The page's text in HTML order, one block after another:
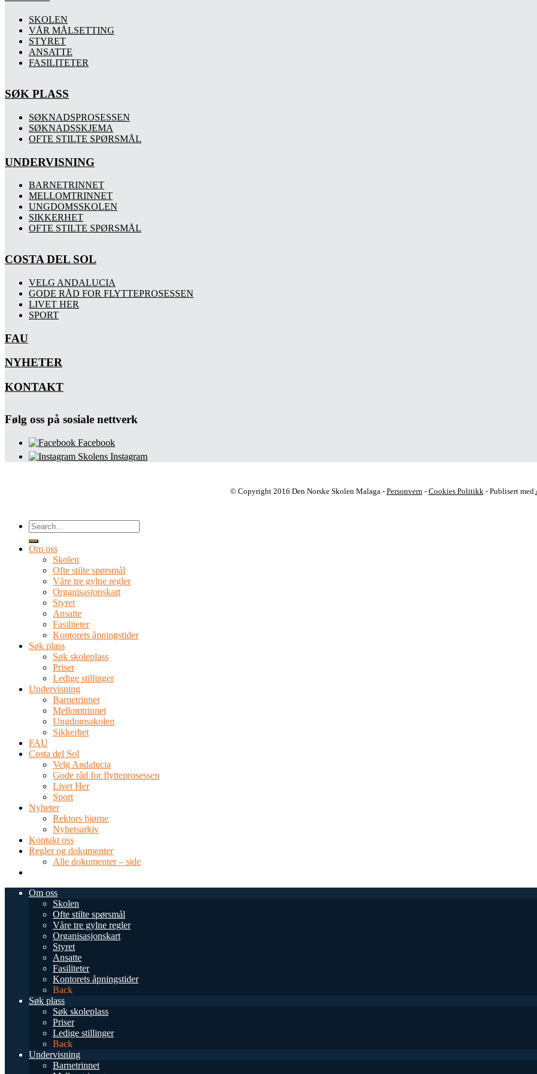
SKOLEN
VÅR MÅLSETTING
STYRET
ANSATTE
FASILITETER
SØK PLASS
SØKNADSPROSESSEN
SØKNADSSKJEMA
OFTE STILTE SPØRSMÅL
UNDERVISNING
BARNETRINNET
MELLOMTRINNET
UNGDOMSSKOLEN
SIKKERHET
OFTE STILTE SPØRSMÅL
COSTA DEL SOL
VELG ANDALUCIA
GODE RÅD FOR FLYTTEPROSESSEN
LIVET HER
SPORT
FAU
NYHETER
KONTAKT
Følg oss på sosiale nettverk
Facebook
Skolens Instagram
© Copyright 2016 Den Norske Skolen Malaga - Personvern - Cookies Politikk - Publisert med
Om oss
Skolen
Ofte stilte spørsmål
Våre tre gylne regler
Organisasjonskart
Styret
Ansatte
Fasiliteter
Kontorets åpningstider
Søk plass
Søk skoleplass
Priser
Ledige stillinger
Undervisning
Barnetrinnet
Mellomtrinnet
Ungdomsskolen
Sikkerhet
FAU
Costa del Sol
Velg Andalucia
Gode råd for flytteprosessen
Livet Her
Sport
Nyheter
Rektors hjørne
Nyhetsarkiv
Kontakt oss
Regler og dokumenter
Alle dokumenter – side
Om oss
Skolen
Ofte stilte spørsmål
Våre tre gylne regler
Organisasjonskart
Styret
Ansatte
Fasiliteter
Kontorets åpningstider
Back
Søk plass
Søk skoleplass
Priser
Ledige stillinger
Back
Undervisning
Barnetrinnet